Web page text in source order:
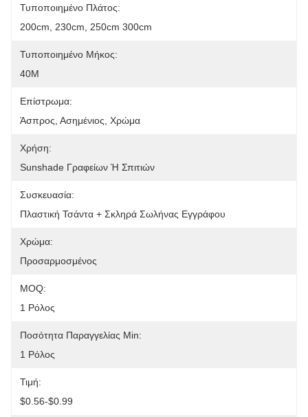
Τυποποιημένο Πλάτος:
200cm, 230cm, 250cm 300cm
Τυποποιημένο Μήκος:
40M
Επίστρωμα:
Άσπρος, Ασημένιος, Χρώμα
Χρήση:
Sunshade Γραφείων Ή Σπιτιών
Συσκευασία:
Πλαστική Τσάντα + Σκληρά Σωλήνας Εγγράφου
Χρώμα:
Προσαρμοσμένος
MOQ:
1 Ρόλος
Ποσότητα Παραγγελίας Min:
1 Ρόλος
Τιμή:
$0.56-$0.99